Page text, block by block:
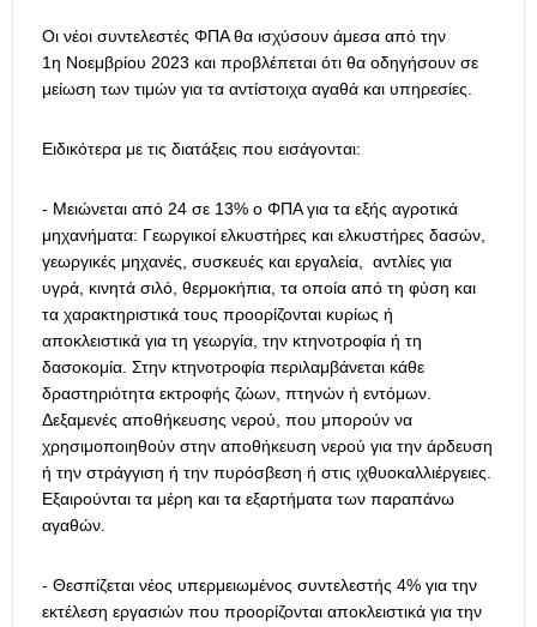
Οι νέοι συντελεστές ΦΠΑ θα ισχύσουν άμεσα από την
1η Νοεμβρίου 2023 και προβλέπεται ότι θα οδηγήσουν σε
μείωση των τιμών για τα αντίστοιχα αγαθά και υπηρεσίες.
Ειδικότερα με τις διατάξεις που εισάγονται:
- Μειώνεται από 24 σε 13% ο ΦΠΑ για τα εξής αγροτικά
μηχανήματα: Γεωργικοί ελκυστήρες και ελκυστήρες δασών,
γεωργικές μηχανές, συσκευές και εργαλεία, αντλίες για
υγρά, κινητά σιλό, θερμοκήπια, τα οποία από τη φύση και
τα χαρακτηριστικά τους προορίζονται κυρίως ή
αποκλειστικά για τη γεωργία, την κτηνοτροφία ή τη
δασοκομία. Στην κτηνοτροφία περιλαμβάνεται κάθε
δραστηριότητα εκτροφής ζώων, πτηνών ή εντόμων.
Δεξαμενές αποθήκευσης νερού, που μπορούν να
χρησιμοποιηθούν στην αποθήκευση νερού για την άρδευση
ή την στράγγιση ή την πυρόσβεση ή στις ιχθυοκαλλιέργειες.
Εξαιρούνται τα μέρη και τα εξαρτήματα των παραπάνω
αγαθών.
- Θεσπίζεται νέος υπερμειωμένος συντελεστής 4% για την
εκτέλεση εργασιών που προορίζονται αποκλειστικά για την